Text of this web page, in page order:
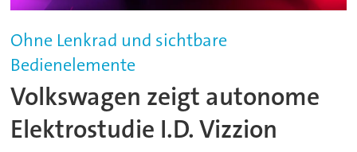
Ohne Lenkrad und sichtbare
Bedienelemente
Volkswagen zeigt autonome
Elektrostudie I.D. Vizzion